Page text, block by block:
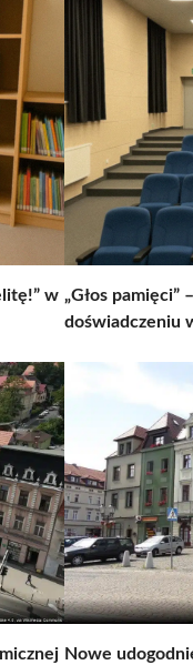
w „Głos
doświadczeniu
Nowe